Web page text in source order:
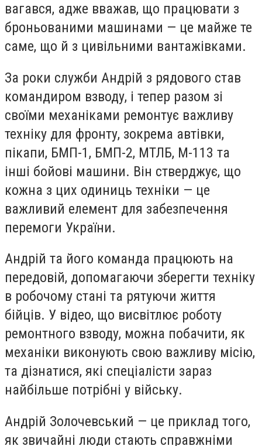
вагався, адже вважав, що працювати з
броньованими машинами — це майже те
саме, що й з цивільними вантажівками.
За роки служби Андрій з рядового став
командиром взводу, і тепер разом зі
своїми механіками ремонтує важливу
техніку для фронту, зокрема автівки,
пікапи, БМП-1, БМП-2, МТЛБ, М-113 та
інші бойові машини. Він стверджує, що
кожна з цих одиниць техніки — це
важливий елемент для забезпечення
перемоги України.
Андрій та його команда працюють на
передовій, допомагаючи зберегти техніку
в робочому стані та рятуючи життя
бійців. У відео, що висвітлює роботу
ремонтного взводу, можна побачити, як
механіки виконують свою важливу місію,
та дізнатися, які спеціалісти зараз
найбільше потрібні у війську.
Андрій Золочевський — це приклад того,
як звичайні люди стають справжніми